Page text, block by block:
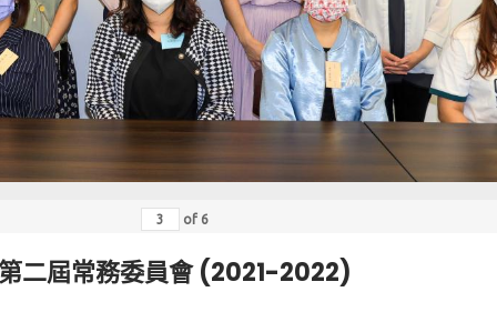
of 6
二屆常務委員會 (2021-2022)